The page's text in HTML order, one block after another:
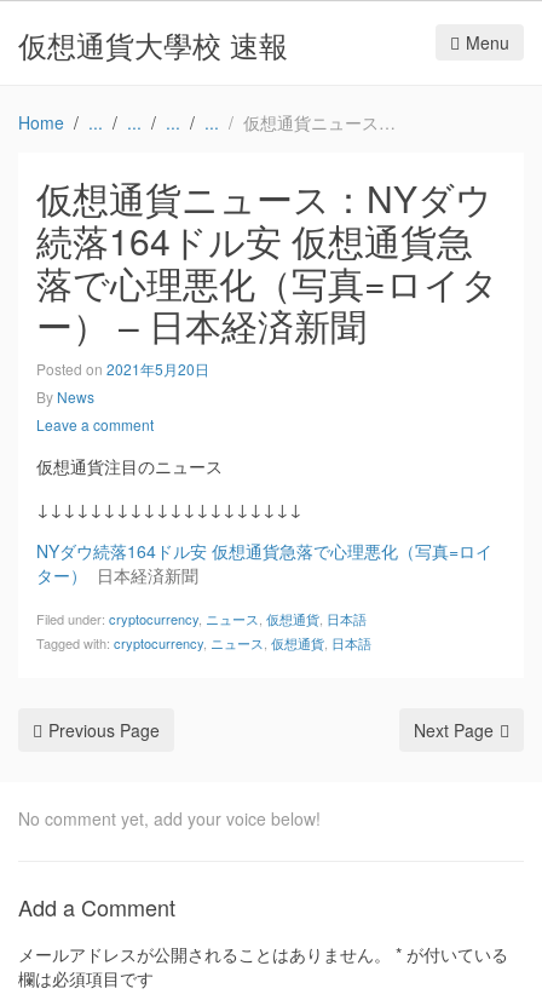
仮想通貨大學校 速報 Menu
Home 仮想通貨ニュース：NYダウ続落164ドル安 仮想通貨急落で心理悪化（写真=ロイター） – 日本経済新聞
仮想通貨ニュース：NYダウ
続落164ドル安 仮想通貨急
落で心理悪化（写真=ロイタ
ー） – 日本経済新聞
Posted on 2021年5月20日
By News
Leave a comment
仮想通貨注目のニュース
↓↓↓↓↓↓↓↓↓↓↓↓↓↓↓↓↓↓↓↓
NYダウ続落164ドル安 仮想通貨急落で心理悪化（写真=ロイ
ター）
日本経済新聞
Filed under: cryptocurrency ニュース 仮想通貨 日本語
Tagged with: cryptocurrency ニュース 仮想通貨 日本語
Previous Page Next Page
No comment yet, add your voice below!
Add a Comment
メールアドレスが公開されることはありません。 * が付いている
欄は必須項目です